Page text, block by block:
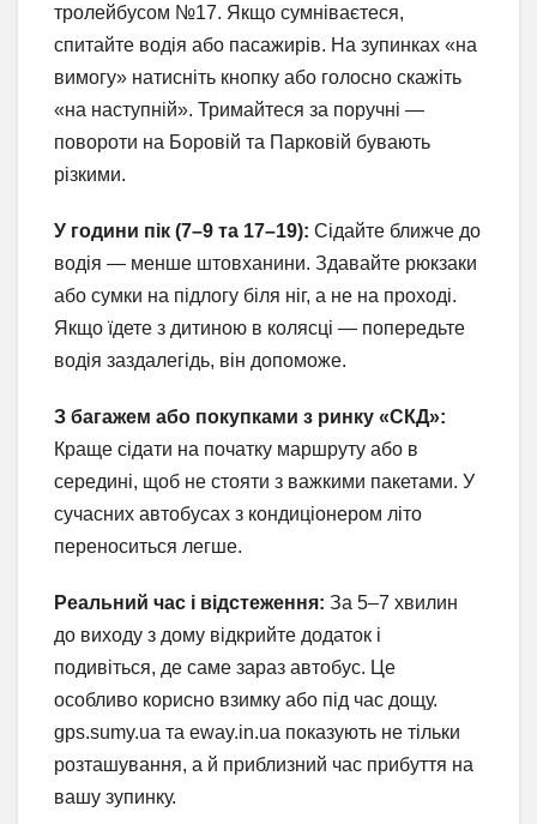
тролейбусом №17. Якщо сумніваєтеся,
спитайте водія або пасажирів. На зупинках «на
вимогу» натисніть кнопку або голосно скажіть
«на наступній». Тримайтеся за поручні —
повороти на Боровій та Парковій бувають
різкими.
У години пік (7–9 та 17–19): Сідайте ближче до
водія — менше штовханини. Здавайте рюкзаки
або сумки на підлогу біля ніг, а не на проході.
Якщо їдете з дитиною в колясці — попередьте
водія заздалегідь, він допоможе.
З багажем або покупками з ринку «СКД»:
Краще сідати на початку маршруту або в
середині, щоб не стояти з важкими пакетами. У
сучасних автобусах з кондиціонером літо
переноситься легше.
Реальний час і відстеження: За 5–7 хвилин
до виходу з дому відкрийте додаток і
подивіться, де саме зараз автобус. Це
особливо корисно взимку або під час дощу.
gps.sumy.ua та eway.in.ua показують не тільки
розташування, а й приблизний час прибуття на
вашу зупинку.